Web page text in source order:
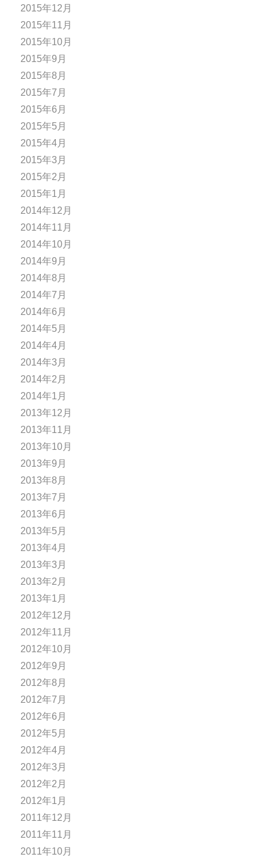
2015年12月
2015年11月
2015年10月
2015年9月
2015年8月
2015年7月
2015年6月
2015年5月
2015年4月
2015年3月
2015年2月
2015年1月
2014年12月
2014年11月
2014年10月
2014年9月
2014年8月
2014年7月
2014年6月
2014年5月
2014年4月
2014年3月
2014年2月
2014年1月
2013年12月
2013年11月
2013年10月
2013年9月
2013年8月
2013年7月
2013年6月
2013年5月
2013年4月
2013年3月
2013年2月
2013年1月
2012年12月
2012年11月
2012年10月
2012年9月
2012年8月
2012年7月
2012年6月
2012年5月
2012年4月
2012年3月
2012年2月
2012年1月
2011年12月
2011年11月
2011年10月